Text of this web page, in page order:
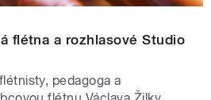
flétna a rozhlasové Studio
pedagoga a